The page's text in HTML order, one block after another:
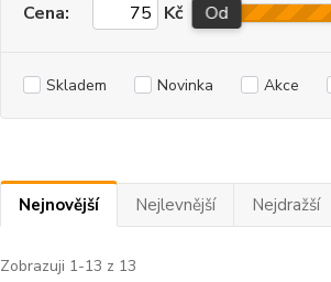
Cena: Kč Od
Skladem Novinka Akce
Nejnovější Nejlevnější Nejdražší
Zobrazuji 1-13 z 13